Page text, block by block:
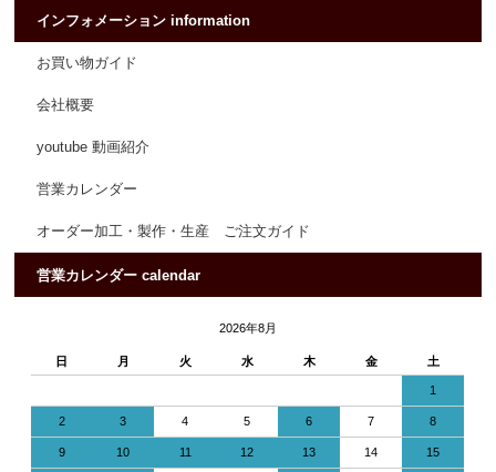
インフォメーション information
お買い物ガイド
会社概要
youtube 動画紹介
営業カレンダー
オーダー加工・製作・生産 ご注文ガイド
営業カレンダー calendar
2026年8月
日 月 火 水 木 金 土
1
2 3 4 5 6 7 8
9 10 11 12 13 14 15